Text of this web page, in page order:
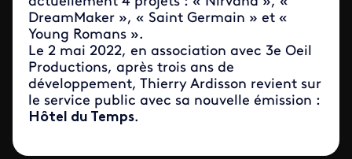
DreamMaker », « Saint Germain » et «
Young Romans ».
Le 2 mai 2022, en association avec 3e Oeil
Productions, après trois ans de
développement, Thierry Ardisson revient sur
le service public avec sa nouvelle émission :
Hôtel du Temps.